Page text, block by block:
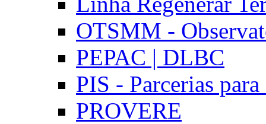
OTSMM -
PEPAC | DLBC
PIS - Parcerias
PROVERE